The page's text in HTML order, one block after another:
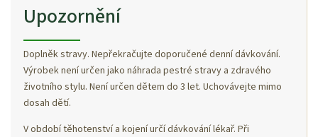
Upozornění
Doplněk stravy. Nepřekračujte doporučené denní dávkování.
Výrobek není určen jako náhrada pestré stravy a zdravého
životního stylu. Není určen dětem do 3 let. Uchovávejte mimo
dosah dětí.
V období těhotenství a kojení určí dávkování lékař. Při